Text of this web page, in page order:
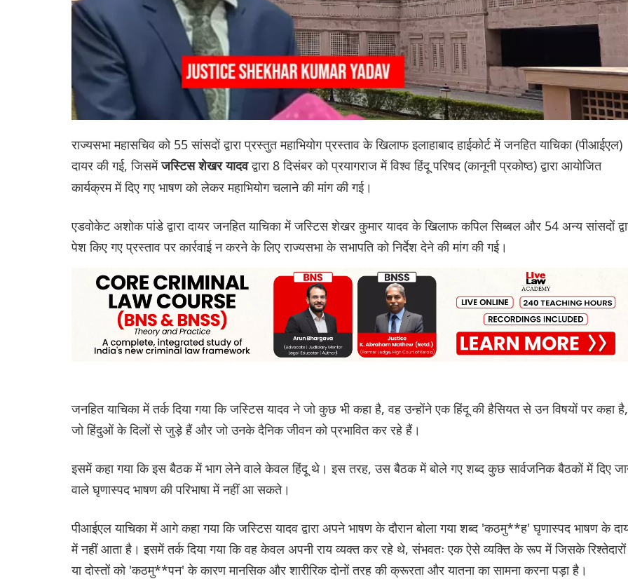
राज्यसभा महासचिव को 55 सांसदों द्वारा प्रस्तुत महाभियोग प्रस्ताव के खिलाफ इलाहाबाद हाईकोर्ट में जनहित याचिका (पीआईएल)
दायर की गई, जिसमेंजस्टिस शेखर यादवद्वारा 8 दिसंबर को प्रयागराज में विश्व हिंदू परिषद (कानूनी प्रकोष्ठ) द्वारा आयोजित
कार्यक्रम में दिए गए भाषण को लेकर महाभियोग चलाने की मांग की गई।
एडवोकेट अशोक पांडे द्वारा दायर जनहित याचिका में जस्टिस शेखर कुमार यादव के खिलाफ कपिल सिब्बल और 54 अन्य सांसदों
पेश किए गए प्रस्ताव पर कार्रवाई न करने के लिए राज्यसभा के सभापति को निर्देश देने की मांग की गई।
जनहित याचिका में तर्क दिया गया कि जस्टिस यादव ने जो कुछ भी कहा है, वह उन्होंने एक हिंदू की हैसियत से उन विषयों पर कहा है,
जो हिंदुओं के दिलों से जुड़े हैं और जो उनके दैनिक जीवन को प्रभावित कर रहे हैं।
इसमें कहा गया कि इस बैठक में भाग लेने वाले केवल हिंदू थे। इस तरह, उस बैठक में बोले गए शब्द कुछ सार्वजनिक बैठकों में दिए
वाले घृणास्पद भाषण की परिभाषा में नहीं आ सकते।
पीआईएल याचिका में आगे कहा गया कि जस्टिस यादव द्वारा अपने भाषण के दौरान बोला गया शब्द 'कठमु**ह' घृणास्पद भाषण के
में नहीं आता है। इसमें तर्क दिया गया कि वह केवल अपनी राय व्यक्त कर रहे थे, संभवतः एक ऐसे व्यक्ति के रूप में जिसके रिश्तेदारों
या दोस्तों को 'कठमु**पन' के कारण मानसिक और शारीरिक दोनों तरह की क्रूरता और यातना का सामना करना पड़ा है।